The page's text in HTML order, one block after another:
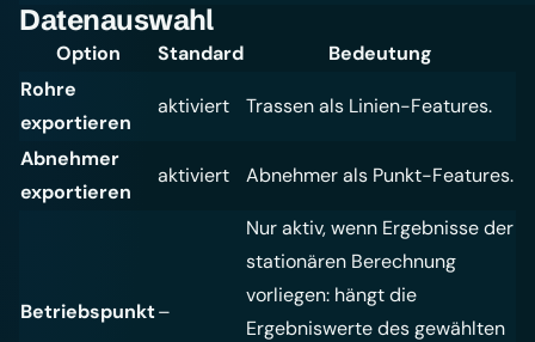
Datenauswahl
Option Standard
Bedeutung
Rohre
exportieren
aktiviert Trassen als Linien-Features.
Abnehmer
exportieren
aktiviert Abnehmer als Punkt-Features.
Betriebspunkt–
Nur aktiv, wenn Ergebnisse der
stationären Berechnung
vorliegen: hängt die
Ergebniswerte des gewählten